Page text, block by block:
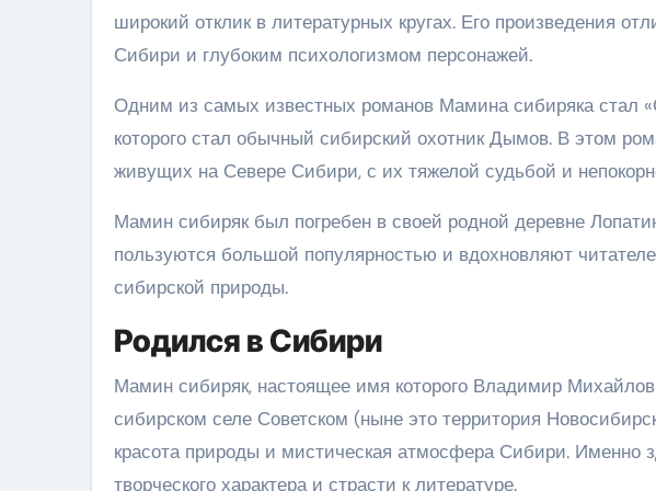
широкий отклик в литературных кругах. Его произведения
Сибири и глубоким психологизмом персонажей.
Одним из самых известных романов Мамина сибиряка стал
которого стал обычный сибирский охотник Дымов. В этом
живущих на Севере Сибири, с их тяжелой судьбой и
Мамин сибиряк был погребен в своей родной деревне
пользуются большой популярностью и вдохновляют
сибирской природы.
Родился в Сибири
Мамин сибиряк, настоящее имя которого Владимир
сибирском селе Советском (ныне это территория
красота природы и мистическая атмосфера Сибири. Именно
творческого характера и страсти к литературе.